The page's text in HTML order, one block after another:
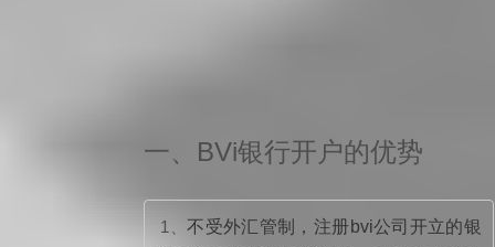
一、BVi银行开户的优势
1、不受外汇管制，注册bvi公司开立的银